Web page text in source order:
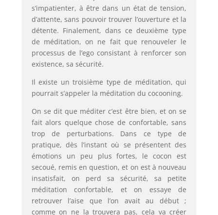
s’impatienter, à être dans un état de tension,
d’attente, sans pouvoir trouver l’ouverture et la
détente. Finalement, dans ce deuxième type
de méditation, on ne fait que renouveler le
processus de l’ego consistant à renforcer son
existence, sa sécurité.
Il existe un troisième type de méditation, qui
pourrait s’appeler la méditation du cocooning.
On se dit que méditer c’est être bien, et on se
fait alors quelque chose de confortable, sans
trop de perturbations. Dans ce type de
pratique, dès l’instant où se présentent des
émotions un peu plus fortes, le cocon est
secoué, remis en question, et on est à nouveau
insatisfait, on perd sa sécurité, sa petite
méditation confortable, et on essaye de
retrouver l’aise que l’on avait au début ;
comme on ne la trouvera pas, cela va créer